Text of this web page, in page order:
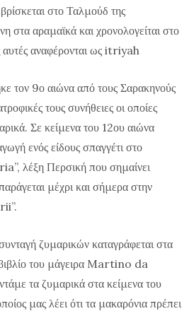
στο Ταλμούδ της
στα αραμαϊκά και χρονολογείται στο
αναφέρονται ως itriyah
τον 9ο αιώνα από τους Σαρακηνούς
τους συνήθειες οι οποίες
Σε κείμενα του 12ου αιώνα
ενός είδους σπαγγέτι στο
λέξη Περσική που σημαίνει
μέχρι και σήμερα στην
ζυμαρικών καταγράφεται στα
του μάγειρα Martino da
τα ζυμαρικά στα κείμενα του
μας λέει ότι τα μακαρόνια πρέπει